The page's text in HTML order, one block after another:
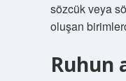
sözcük veya
oluşan
Ruhun